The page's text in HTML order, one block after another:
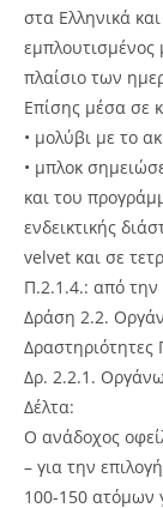
στα Ελληνικά
εμπλουτισμένος
πλαίσιο των
Επίσης μέσα σε
• μολύβι με το
• μπλοκ
και του
ενδεικτικής
velvet και σε
Π.2.1.4.: από
Δράση 2.2.
Δρ. 2.2.1.
Δέλτα:
Ο ανάδοχος
– για την
100-150 ατόμων